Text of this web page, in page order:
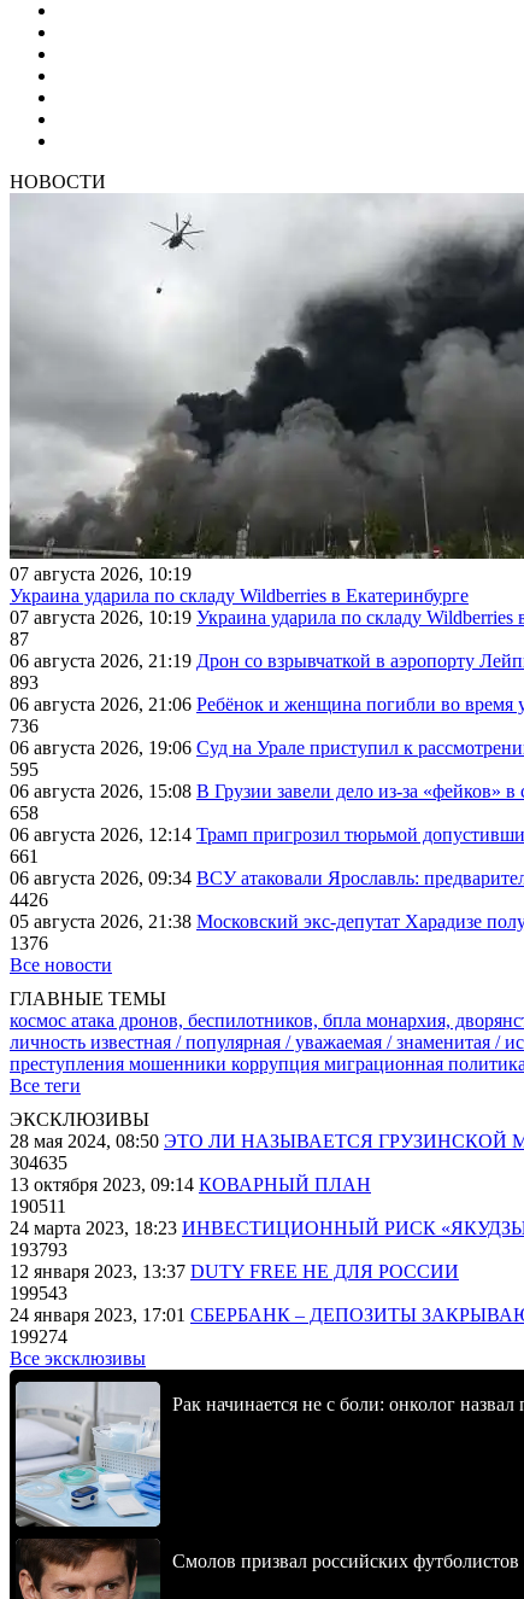
НОВОСТИ
07 августа 2026, 10:19
Украина ударила по складу Wildberries в Екатеринбурге
07 августа 2026, 10:19 Украина ударила по складу Wildberries
87
06 августа 2026, 21:19 Дрон со взрывчаткой в аэропорту
893
06 августа 2026, 21:06 Ребёнок и женщина погибли во время
736
06 августа 2026, 19:06 Суд на Урале приступил к
595
06 августа 2026, 15:08 В Грузии завели дело из-за «фейков»
658
06 августа 2026, 12:14 Трамп пригрозил тюрьмой
661
06 августа 2026, 09:34 ВСУ атаковали Ярославль:
4426
05 августа 2026, 21:38 Московский экс-депутат Харадизе
1376
Все новости
ГЛАВНЫЕ ТЕМЫ
космос атака дронов, беспилотников, бпла монархия,
личность известная / популярная / уважаемая / знаменитая /
преступления мошенники коррупция миграционная
Все теги
ЭКСКЛЮЗИВЫ
28 мая 2024, 08:50 ЭТО ЛИ НАЗЫВАЕТСЯ ГРУЗИНСКОЙ
304635
13 октября 2023, 09:14 КОВАРНЫЙ ПЛАН
190511
24 марта 2023, 18:23 ИНВЕСТИЦИОННЫЙ РИСК
193793
12 января 2023, 13:37 DUTY FREE НЕ ДЛЯ РОССИИ
199543
24 января 2023, 17:01 СБЕРБАНК – ДЕПОЗИТЫ
199274
Все эксклюзивы
Рак начинается не с боли: онколог
Смолов призвал российских футболистов